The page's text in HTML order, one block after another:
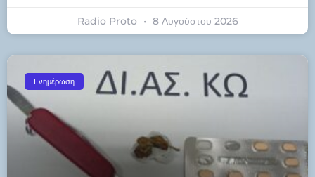
Radio Proto 8 Αυγούστου 2026
Ενημέρωση